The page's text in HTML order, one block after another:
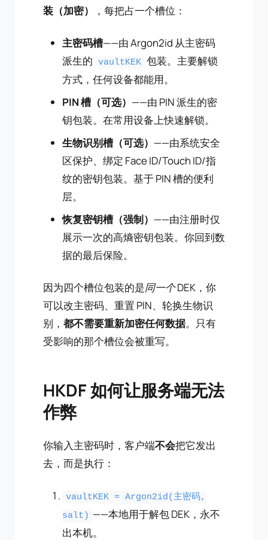
装（加密）
，每把占一个槽位：
主密码槽——由 Argon2id 从主密码
派生的 vaultKEK 包装。主要解锁
方式，任何设备都能用。
PIN 槽（可选） ——由 PIN 派生的密
钥包装。在常用设备上快速解锁。
生物识别槽（可选） ——由系统安全
区保护、绑定 Face ID/Touch ID/指
纹的密钥包装。基于 PIN 槽的便利
层。
恢复密钥槽（强制） ——由注册时仅
展示一次的高熵密钥包装。你回到数
据的最后保险。
因为四个槽位包装的是同一个DEK，你
可以改主密码、重置 PIN、轮换生物识
别， 都不需要重新加密任何数据。只有
受影响的那个槽位会被重写。
HKDF 如何让服务端无法
作弊
你输入主密码时，客户端不会把它发出
去，而是执行：
vaultKEK = Argon2id(主密码,
salt) ——本地用于解包 DEK，永不
出本机。